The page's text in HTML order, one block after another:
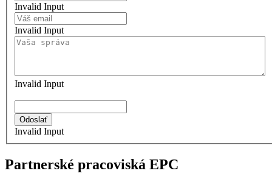
Invalid Input
Invalid Input
Invalid Input
Invalid Input
Partnerské pracoviská EPC